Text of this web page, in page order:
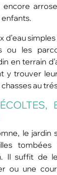
encore
enfants.
d’eau
ou les
en terrain
y trouver
au
le
Il suffit de
ou une